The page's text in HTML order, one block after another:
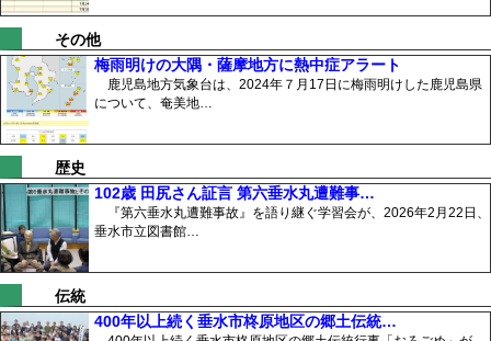
その他
梅雨明けの大隅・薩摩地方に熱中症アラート
鹿児島地方気象台は、2024年７月17日に梅雨明けした鹿児島県
について、奄美地…
歴史
102歳 田尻さん証言 第六垂水丸遭難事…
『第六垂水丸遭難事故』を語り継ぐ学習会が、2026年2月22日、
垂水市立図書館…
伝統
400年以上続く垂水市柊原地区の郷土伝統…